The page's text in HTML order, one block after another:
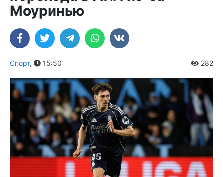
Моуринью
Спорт, 15:50 282